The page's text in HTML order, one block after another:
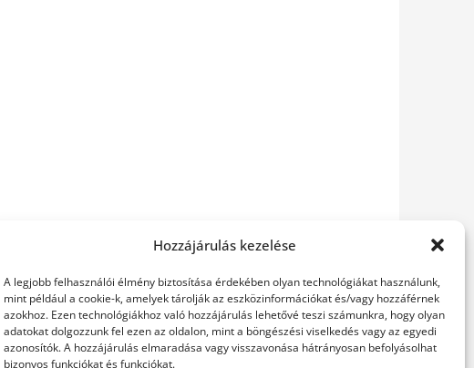
Hozzájárulás kezelése
A legjobb felhasználói élmény biztosítása érdekében olyan technológiákat használunk,
mint például a cookie-k, amelyek tárolják az eszközinformációkat és/vagy hozzáférnek
azokhoz. Ezen technológiákhoz való hozzájárulás lehetővé teszi számunkra, hogy olyan
adatokat dolgozzunk fel ezen az oldalon, mint a böngészési viselkedés vagy az egyedi
azonosítók. A hozzájárulás elmaradása vagy visszavonása hátrányosan befolyásolhat
bizonyos funkciókat és funkciókat.